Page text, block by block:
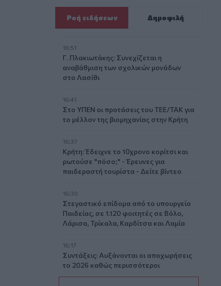
Ροή ειδήσεων Δημοφιλή
16:51
Γ. Πλακιωτάκης: Συνεχίζεται η
αναβάθμιση των σχολικών μονάδων
στο Λασίθι
16:41
Στο ΥΠΕΝ οι προτάσεις του ΤΕΕ/ΤΑΚ για
το μέλλον της βιομηχανίας στην Κρήτη
16:37
Κρήτη: Έδειχνε το 10χρονο κορίτσι και
ρωτούσε "πόσο;" - Έρευνες για
παιδεραστή τουρίστα - Δείτε βίντεο
16:30
Στεγαστικό επίδομα από το υπουργείο
Παιδείας, σε 1.120 φοιτητές σε Βόλο,
Λάρισα, Τρίκαλα, Καρδίτσα και Λαμία
16:17
Συντάξεις: Αυξάνονται οι αποχωρήσεις
το 2026 καθώς περισσότεροι
ασφαλισμένοι βγαίνουν νωρίτερα